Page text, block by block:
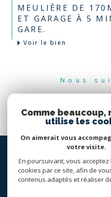
MEULIÈRE DE
ET GARAGE À 5
GARE.
Voir le bien
Nous
Comme beaucoup,
utilise les
On aimerait vous
votre visite.
En poursuivant, vous
cookies par ce site, afin de
contenus adaptés et réaliser